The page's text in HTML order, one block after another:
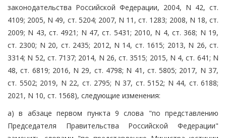
законодательства Российской Федерации, 2004, N 42, ст.
4109; 2005, N 49, ст. 5204; 2007, N 11, ст. 1283; 2008, N 18, ст.
2009; N 43, ст. 4921; N 47, ст. 5431; 2010, N 4, ст. 368; N 19,
ст. 2300; N 20, ст. 2435; 2012, N 14, ст. 1615; 2013, N 26, ст.
3314; N 52, ст. 7137; 2014, N 26, ст. 3515; 2015, N 4, ст. 641; N
48, ст. 6819; 2016, N 29, ст. 4798; N 41, ст. 5805; 2017, N 37,
ст. 5502; 2019, N 22, ст. 2795; N 37, ст. 5152; N 44, ст. 6188;
2021, N 10, ст. 1568), следующие изменения:
а) в абзаце первом пункта 9 слова "по представлению
Председателя Правительства Российской Федерации"